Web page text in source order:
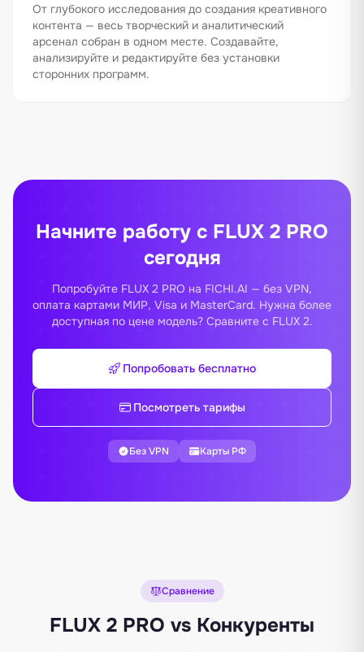
От глубокого исследования до создания креативного
контента — весь творческий и аналитический
арсенал собран в одном месте. Создавайте,
анализируйте и редактируйте без установки
сторонних программ.
Начните работу с FLUX 2 PRO
сегодня
Попробуйте FLUX 2 PRO на FICHI.AI — без VPN,
оплата картами МИР, Visa и MasterCard. Нужна более
доступная по цене модель? Сравните с FLUX 2.
Попробовать бесплатно
Посмотреть тарифы
Без VPN Карты РФ
Сравнение
FLUX 2 PRO vs Конкуренты